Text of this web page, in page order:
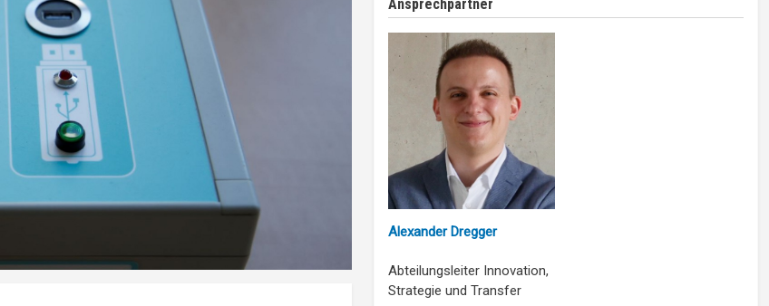
Ansprechpartner
Alexander Dregger
Abteilungsleiter Innovation,
Strategie und Transfer